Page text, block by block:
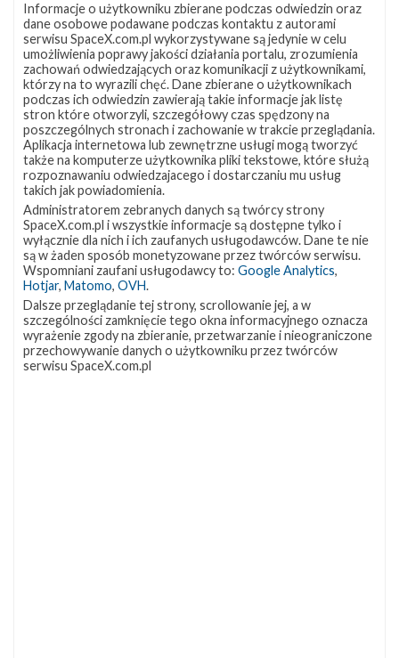
Z NASZEGO TWITTERA
Śledź nas na Twitterze
OSTATNIO POPULARNE
NAJPOPULARNIEJSZE TEMATY
Falcon 9 1046 Starlink 561 SLC-40 521
OCISLY 337 LC-39A 292 SLC-4E 284
NASA Lądowanie JRTI 214
ASOG Dragon 2 145 Osłony ładunku
Starship 107 Landing Zone 1
Informacje o użytkowniku zbierane podczas odwiedzin oraz
dane osobowe podawane podczas kontaktu z autorami
serwisu SpaceX.com.pl wykorzystywane są jedynie w celu
umożliwienia poprawy jakości działania portalu, zrozumienia
zachowań odwiedzających oraz komunikacji z użytkownikami,
którzy na to wyrazili chęć. Dane zbierane o użytkownikach
podczas ich odwiedzin zawierają takie informacje jak listę
stron które otworzyli, szczegółowy czas spędzony na
poszczególnych stronach i zachowanie w trakcie przeglądania.
Aplikacja internetowa lub zewnętrzne usługi mogą tworzyć
także na komputerze użytkownika pliki tekstowe, które służą
rozpoznawaniu odwiedzajacego i dostarczaniu mu usług
takich jak powiadomienia.
Administratorem zebranych danych są twórcy strony
SpaceX.com.pl i wszystkie informacje są dostępne tylko i
wyłącznie dla nich i ich zaufanych usługodawców. Dane te nie
są w żaden sposób monetyzowane przez twórców serwisu.
Wspomniani zaufani usługodawcy to: Google Analytics,
Hotjar, Matomo, OVH.
Dalsze przeglądanie tej strony, scrollowanie jej, a w
szczególności zamknięcie tego okna informacyjnego oznacza
wyrażenie zgody na zbieranie, przetwarzanie i nieograniczone
przechowywanie danych o użytkowniku przez twórców
serwisu SpaceX.com.pl